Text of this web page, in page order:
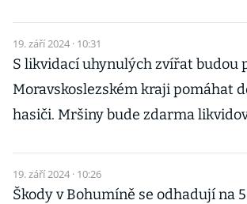
19. září 2024 · 10:31
S likvidací uhynulých zvířat budou
Moravskoslezském kraji pomáhat
hasiči. Mršiny bude zdarma
19. září 2024 · 10:26
Škody v Bohumíně se odhadují na